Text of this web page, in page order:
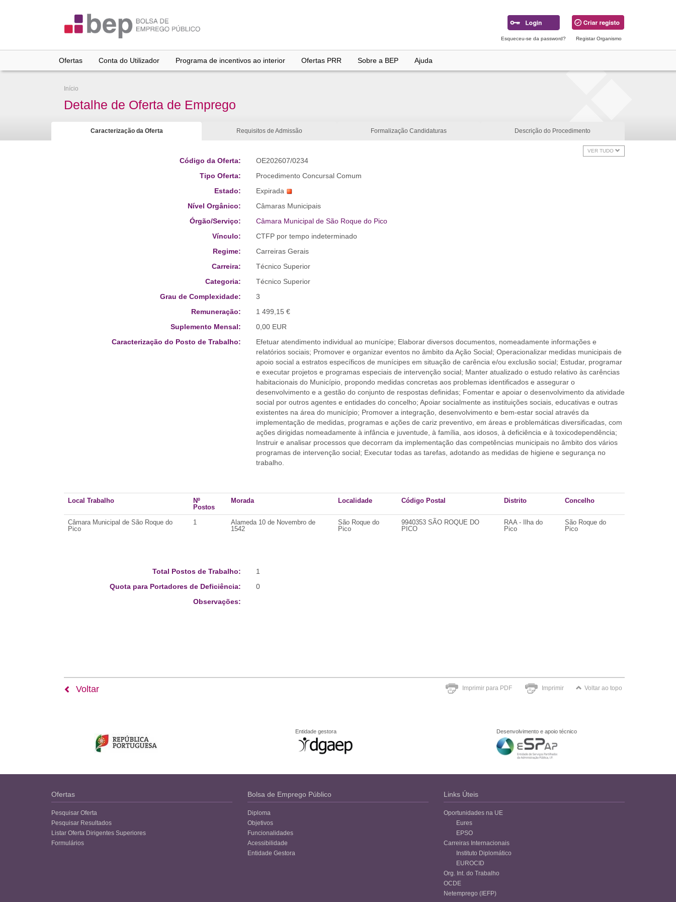
Esqueceu-se da password? Registar Organismo
Ofertas Conta do Utilizador Programa de incentivos ao interior Ofertas PRR Sobre a BEP Ajuda
Início
Detalhe de Oferta de Emprego
Caracterização da Oferta Requisitos de Admissão Formalização Candidaturas Descrição do Procedimento
VER TUDO
Código da Oferta:
OE202607/0234
Tipo Oferta:
Procedimento Concursal Comum
Estado:
Expirada
Nível Orgânico:
Câmaras Municipais
Órgão/Serviço:
Câmara Municipal de São Roque do Pico
Vínculo:
CTFP por tempo indeterminado
Regime:
Carreiras Gerais
Carreira:
Técnico Superior
Categoria:
Técnico Superior
Grau de Complexidade:
3
Remuneração:
1 499,15 €
Suplemento Mensal:
0,00 EUR
Caracterização do Posto de Trabalho:
Efetuar atendimento individual ao munícipe; Elaborar diversos documentos, nomeadamente informações e
relatórios sociais; Promover e organizar eventos no âmbito da Ação Social; Operacionalizar medidas municipais de
apoio social a estratos específicos de munícipes em situação de carência e/ou exclusão social; Estudar, programar
e executar projetos e programas especiais de intervenção social; Manter atualizado o estudo relativo às carências
habitacionais do Município, propondo medidas concretas aos problemas identificados e assegurar o
desenvolvimento e a gestão do conjunto de respostas definidas; Fomentar e apoiar o desenvolvimento da atividade
social por outros agentes e entidades do concelho; Apoiar socialmente as instituições sociais, educativas e outras
existentes na área do município; Promover a integração, desenvolvimento e bem-estar social através da
implementação de medidas, programas e ações de cariz preventivo, em áreas e problemáticas diversificadas, com
ações dirigidas nomeadamente à infância e juventude, à família, aos idosos, à deficiência e à toxicodependência;
Instruir e analisar processos que decorram da implementação das competências municipais no âmbito dos vários
programas de intervenção social; Executar todas as tarefas, adotando as medidas de higiene e segurança no
trabalho.
Local Trabalho
Nº
Postos
Morada Localidade Código Postal Distrito Concelho
Câmara Municipal de São Roque do
Pico
1
Alameda 10 de Novembro de
1542
São Roque do
Pico
9940353 SÃO ROQUE DO
PICO
RAA - Ilha do
Pico
São Roque do
Pico
Total Postos de Trabalho:
1
Quota para Portadores de Deficiência:
0
Observações:
Imprimir para PDF Imprimir Voltar ao topo
Voltar
Entidade gestora Desenvolvimento e apoio técnico
Ofertas
Pesquisar Oferta
Pesquisar Resultados
Listar Oferta Dirigentes Superiores
Formulários
Bolsa de Emprego Público
Diploma
Objetivos
Funcionalidades
Acessibilidade
Entidade Gestora
Links Úteis
Oportunidades na UE
Eures
EPSO
Carreiras Internacionais
Instituto Diplomático
EUROCID
Org. Int. do Trabalho
OCDE
Netemprego (IEFP)